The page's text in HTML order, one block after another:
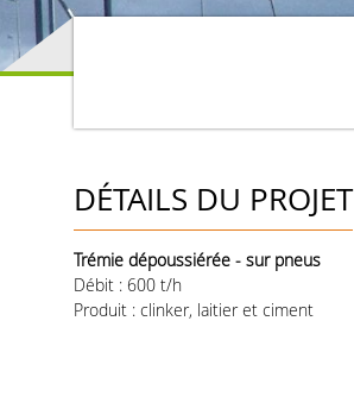
DÉTAILS DU PROJET
Trémie dépoussiérée - sur pneus
Débit : 600 t/h
Produit : clinker, laitier et ciment